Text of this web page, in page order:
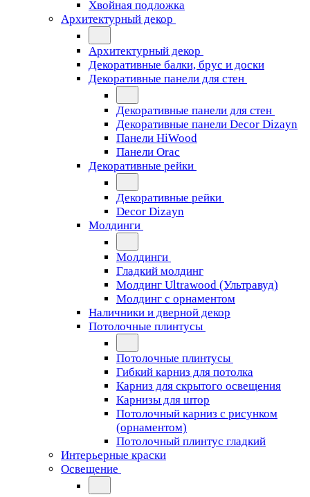
Хвойная подложка
Архитектурный декор
Архитектурный декор
Декоративные балки, брус и доски
Декоративные панели для стен
Декоративные панели для стен
Декоративные панели Decor Dizayn
Панели HiWood
Панели Orac
Декоративные рейки
Декоративные рейки
Decor Dizayn
Молдинги
Молдинги
Гладкий молдинг
Молдинг Ultrawood (Ультравуд)
Молдинг с орнаментом
Наличники и дверной декор
Потолочные плинтусы
Потолочные плинтусы
Гибкий карниз для потолка
Карниз для скрытого освещения
Карнизы для штор
Потолочный карниз с рисунком
(орнаментом)
Потолочный плинтус гладкий
Интерьерные краски
Освещение